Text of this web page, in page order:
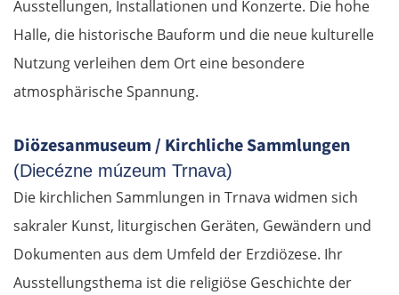
Ausstellungen, Installationen und Konzerte. Die hohe
Halle, die historische Bauform und die neue kulturelle
Nutzung verleihen dem Ort eine besondere
atmosphärische Spannung.
Diözesanmuseum / Kirchliche Sammlungen
(Diecézne múzeum Trnava)
Die kirchlichen Sammlungen in Trnava widmen sich
sakraler Kunst, liturgischen Geräten, Gewändern und
Dokumenten aus dem Umfeld der Erzdiözese. Ihr
Ausstellungsthema ist die religiöse Geschichte der